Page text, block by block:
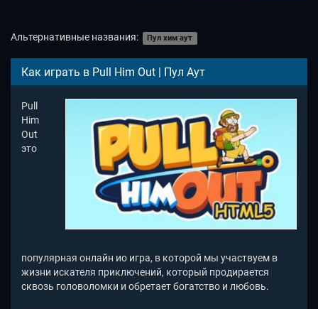
Альтернативные названия: Пул хим аут
Как играть в Pull Him Out | Пул Аут
Pull
Him
Out
это
популярная онлайн ио игра, в которой мы участвуем в
жизни искателя приключений, который продирается
сквозь головоломки и обретает богатство и любовь.